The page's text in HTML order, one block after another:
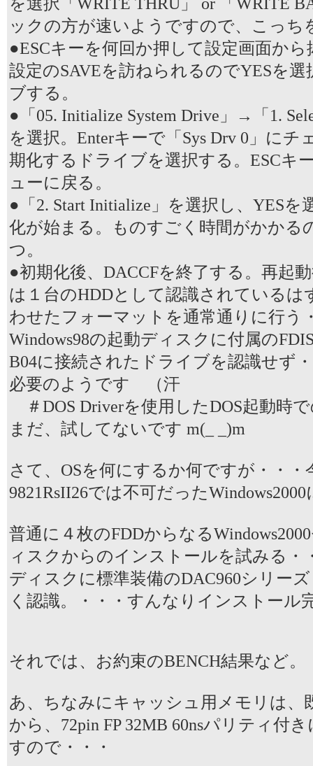
ックの方が速いようですので、こっち
●ESCキーを何回か押して設定画面か
設定のSAVEを訪ねられるのでYESを
ブする。
●「05. Initialize System Drive」→「1.
を選択。Enterキーで「Sys Drv 0」にチ
期化するドライブを選択する。ESCキ
ューに戻る。
●「2. Start Initialize」を選択し、YESを
化が始まる。ものすごく時間がかかる
つ。
●初期化後、DACCFを終了する。再起
は１台のHDDとして認識されているは
わせたフォーマットを通常通りに行う
Windows98の起動ディスクに付属の
B04に接続されたドライブを認識せず
必要のようです （汗
＃DOS Driverを使用したDOS起動時
まだ、試してないです m(_ _)m
さて、OSを何にするか何ですが・・・
9821RsII26では不可だった
普通に４枚のFDDからなる
ィスクからのインストールを試みる・
ディスクに標準装備のDAC960シリー
く認識。・・・すんなりインストール
それでは、お約束のBENCH結果など。
あ、ちなみにキャッシュ用メモリは、
から、72pin FP 32MB 60nsパリティ付
すので・・・